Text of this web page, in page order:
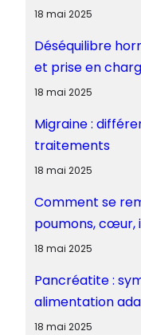
18 mai 2025
Déséquilibre
et prise en
18 mai 2025
Migraine :
traitements
18 mai 2025
Comment se
poumons, cœur,
18 mai 2025
Pancréatite :
alimentation
18 mai 2025